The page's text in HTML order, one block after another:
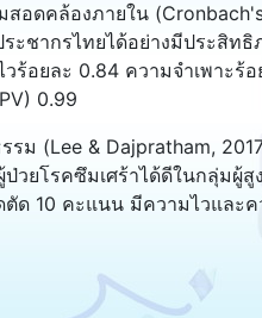
อดคล้องภายใน
ะชากรไทยได้อย่างมีประสิทธิ
อยละ 0.84 ความจำเพาะร้อ
0.99
ม (Lee & Dajpratham,
วยโรคซึมเศร้าได้ดีในกลุ่มผู้สู
ด 10 คะแนน มีความไวและค